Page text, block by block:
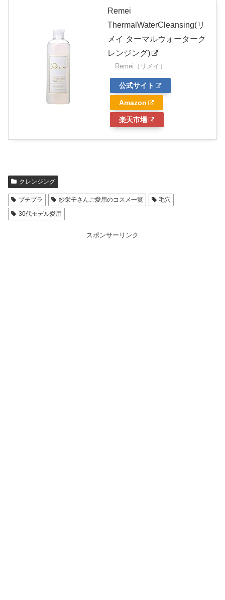
Remei
ThermalWaterCleansing(リ
メイ ターマルウォーターク
レンジング)
Remei（リメイ）
公式サイト
Amazon
楽天市場
クレンジング
プチプラ 紗栄子さんご愛用のコスメ一覧
毛穴
30代モデル愛用
スポンサーリンク